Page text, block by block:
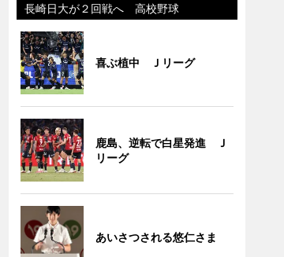
長崎日大が２回戦へ 高校野球
喜ぶ植中 Ｊリーグ
鹿島、逆転で白星発進 Ｊ
リーグ
あいさつされる悠仁さま